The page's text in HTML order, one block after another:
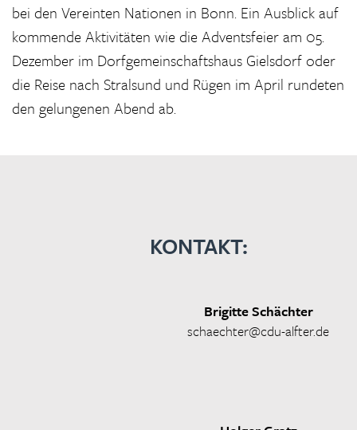
bei den Vereinten Nationen in Bonn. Ein Ausblick auf
kommende Aktivitäten wie die Adventsfeier am 05.
Dezember im Dorfgemeinschaftshaus Gielsdorf oder
die Reise nach Stralsund und Rügen im April rundeten
den gelungenen Abend ab.
KONTAKT:
Brigitte Schächter
schaechter@cdu-alfter.de